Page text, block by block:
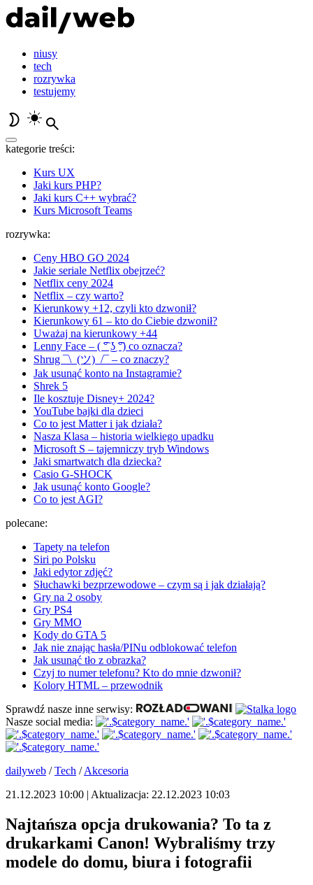
niusy
tech
rozrywka
testujemy
kategorie treści:
Kurs UX
Jaki kurs PHP?
Jaki kurs C++ wybrać?
Kurs Microsoft Teams
rozrywka:
Ceny HBO GO 2024
Jakie seriale Netflix obejrzeć?
Netflix ceny 2024
Netflix – czy warto?
Kierunkowy +12, czyli kto dzwonił?
Kierunkowy 61 – kto do Ciebie dzwonił?
Uważaj na kierunkowy +44
Lenny Face – ( ͡° ͜ʖ ͡°) co oznacza?
Shrug ¯\_(ツ)_/¯ – co znaczy?
Jak usunąć konto na Instagramie?
Shrek 5
Ile kosztuje Disney+ 2024?
YouTube bajki dla dzieci
Co to jest Matter i jak działa?
Nasza Klasa – historia wielkiego upadku
Microsoft S – tajemniczy tryb Windows
Jaki smartwatch dla dziecka?
Casio G-SHOCK
Jak usunąć konto Google?
Co to jest AGI?
polecane:
Tapety na telefon
Siri po Polsku
Jaki edytor zdjęć?
Słuchawki bezprzewodowe – czym są i jak działają?
Gry na 2 osoby
Gry PS4
Gry MMO
Kody do GTA 5
Jak nie znając hasła/PINu odblokować telefon
Jak usunąć tło z obrazka?
Czyj to numer telefonu? Kto do mnie dzwonił?
Kolory HTML – przewodnik
Sprawdź nasze inne serwisy:
Nasze social media:
dailyweb /Tech /Akcesoria
21.12.2023 10:00 | Aktualizacja: 22.12.2023 10:03
Najtańsza opcja drukowania? To ta z
drukarkami Canon! Wybraliśmy trzy
modele do domu, biura i fotografii